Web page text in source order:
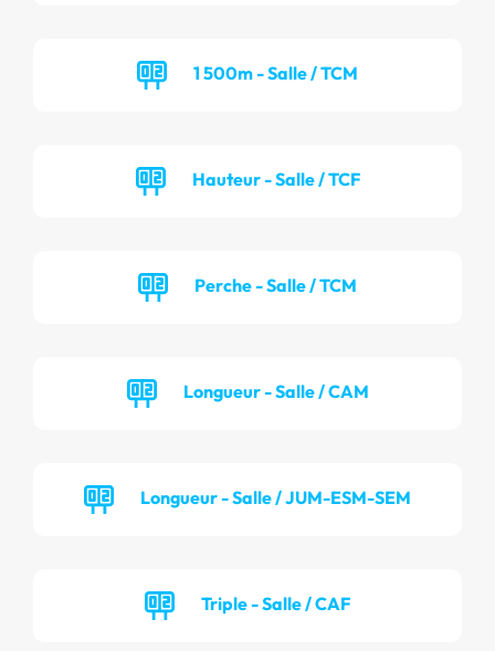
1 500m - Salle / TCM
Hauteur - Salle / TCF
Perche - Salle / TCM
Longueur - Salle / CAM
Longueur - Salle / JUM-ESM-SEM
Triple - Salle / CAF